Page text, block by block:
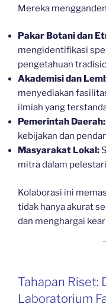
Mereka
Pakar Botani dan
mengidentifikasi
pengetahuan
Akademisi dan
menyediakan
ilmiah yang
Pemerintah Daerah:
kebijakan dan
Masyarakat Lokal:
mitra dalam
Kolaborasi ini
tidak hanya akurat
dan menghargai
Tahapan Riset:
Laboratorium